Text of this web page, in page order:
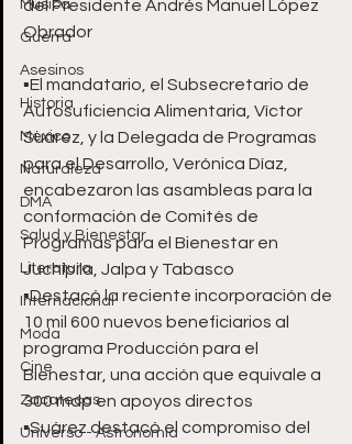
Música
Guerra
Asesinos
Historia
México
Naturaleza
DMA
Salud y Bienestar
Literatura
Internacional
Moda
Cine
Zacatecas
Universo - Astronomía
del Presidente Andrés Manuel López
Obrador
▪️El mandatario, el Subsecretario de
Autosuficiencia Alimentaria, Víctor
Suárez, y la Delegada de Programas
para el Desarrollo, Verónica Díaz,
encabezaron las asambleas para la
conformación de Comités de
Programas para el Bienestar en
Juchipila, Jalpa y Tabasco
▪️Destacó la reciente incorporación de
10 mil 600 nuevos beneficiarios al
programa Producción para el
Bienestar, una acción que equivale a
300 mdp en apoyos directos
▪️Suárez destacó el compromiso del